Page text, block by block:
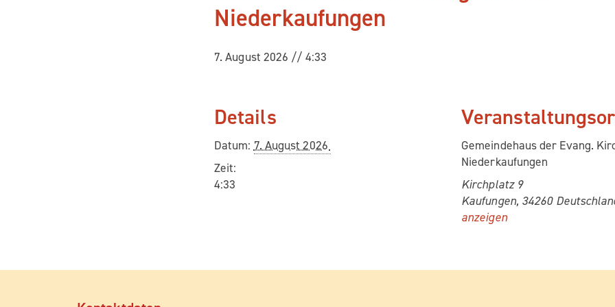
Niederkaufungen
7. August 2026 // 4:33
Details
Datum: 7. August 2026
Zeit:
4:33
Gemein­de­haus der Evang.
Niederkaufungen
Kirch­platz 9
Kau­fun­gen, 34260
anzeigen